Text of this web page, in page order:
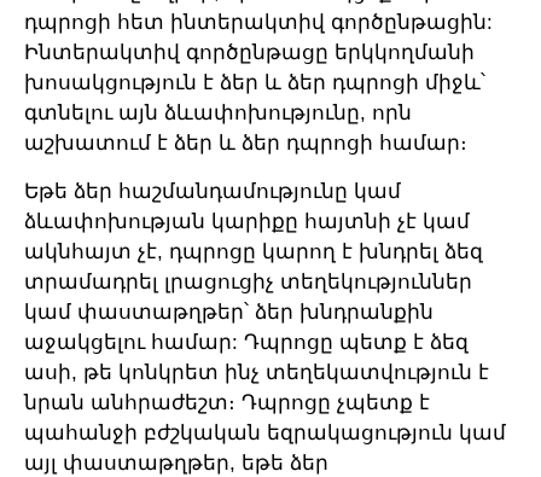
դպրոցի հետ ինտերակտիվ գործընթացին:
Ինտերակտիվ գործընթացը երկկողմանի
խոսակցություն է ձեր և ձեր դպրոցի միջև՝
գտնելու այն ձևափոխությունը, որն
աշխատում է ձեր և ձեր դպրոցի համար։
Եթե ​​ձեր հաշմանդամությունը կամ
ձևափոխության կարիքը հայտնի չէ կամ
ակնհայտ չէ, դպրոցը կարող է խնդրել ձեզ
տրամադրել լրացուցիչ տեղեկություններ
կամ փաստաթղթեր՝ ձեր խնդրանքին
աջակցելու համար: Դպրոցը պետք է ձեզ
ասի, թե կոնկրետ ինչ տեղեկատվություն է
նրան անհրաժեշտ։ Դպրոցը չպետք է
պահանջի բժշկական եզրակացություն կամ
այլ փաստաթղթեր, եթե ձեր